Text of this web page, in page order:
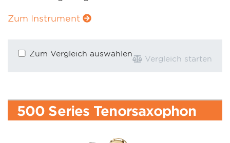
Zum Instrument
Zum Vergleich auswählen
Vergleich starten
500 Series Tenorsaxophon